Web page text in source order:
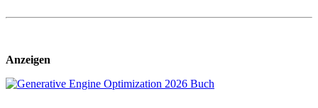
Anzeigen